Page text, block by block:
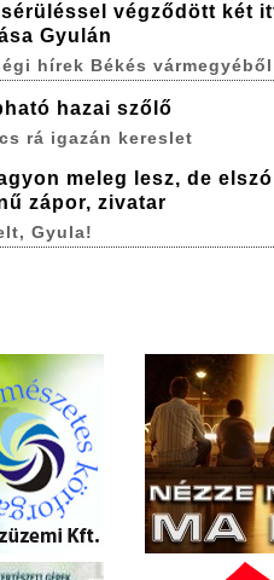
végződött két
Gyulán
hírek Békés vármegyéből
hazai szőlő
rá igazán kereslet
meleg lesz, de
zápor, zivatar
Gyula!